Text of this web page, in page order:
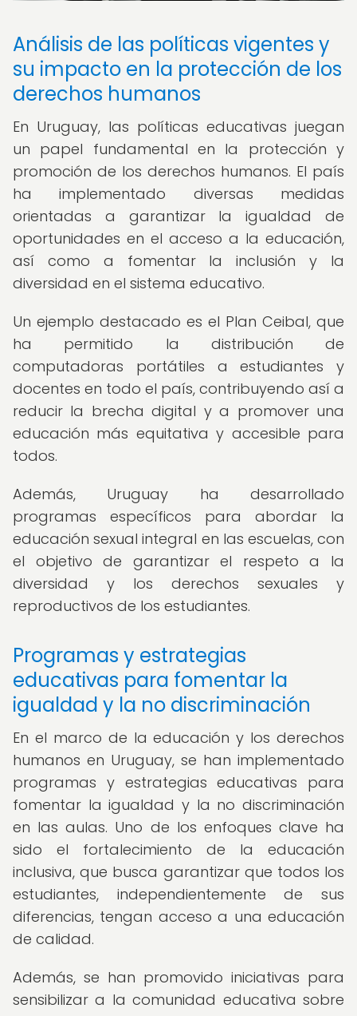
Análisis de las políticas vigentes y
su impacto en la protección de los
derechos humanos
En Uruguay, las políticas educativas juegan
un papel fundamental en la protección y
promoción de los derechos humanos. El país
ha implementado diversas medidas
orientadas a garantizar la igualdad de
oportunidades en el acceso a la educación,
así como a fomentar la inclusión y la
diversidad en el sistema educativo.
Un ejemplo destacado es el Plan Ceibal, que
ha permitido la distribución de
computadoras portátiles a estudiantes y
docentes en todo el país, contribuyendo así a
reducir la brecha digital y a promover una
educación más equitativa y accesible para
todos.
Además, Uruguay ha desarrollado
programas específicos para abordar la
educación sexual integral en las escuelas, con
el objetivo de garantizar el respeto a la
diversidad y los derechos sexuales y
reproductivos de los estudiantes.
Programas y estrategias
educativas para fomentar la
igualdad y la no discriminación
En el marco de la educación y los derechos
humanos en Uruguay, se han implementado
programas y estrategias educativas para
fomentar la igualdad y la no discriminación
en las aulas. Uno de los enfoques clave ha
sido el fortalecimiento de la educación
inclusiva, que busca garantizar que todos los
estudiantes, independientemente de sus
diferencias, tengan acceso a una educación
de calidad.
Además, se han promovido iniciativas para
sensibilizar a la comunidad educativa sobre